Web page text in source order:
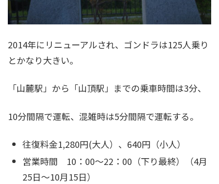
2014年にリニューアルされ、ゴンドラは125人乗り
とかなり大きい。
「山麓駅」から「山頂駅」までの乗車時間は3分、
10分間隔で運転、混雑時は5分間隔で運転する。
往復料金1,280円(大人）、640円（小人）
営業時間 10：00～22：00（下り最終）（4月
25日～10月15日）